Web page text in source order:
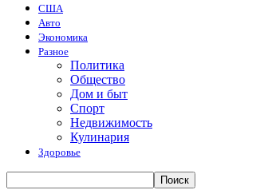
США
Авто
Экономика
Разное
Политика
Общество
Дом и быт
Спорт
Недвижимость
Кулинария
Здоровье